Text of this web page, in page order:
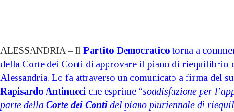
ALESSANDRIA – Il Partito Democratico torna a
della Corte dei Conti di approvare il piano di riequilibrio
Alessandria. Lo fa attraverso un comunicato a firma del
Rapisardo Antinucci che esprime “soddisfazione per
parte della Corte dei Conti del piano pluriennale di